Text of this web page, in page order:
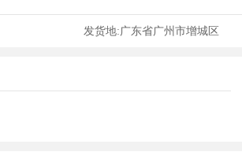
发货地:广东省广州市增城区